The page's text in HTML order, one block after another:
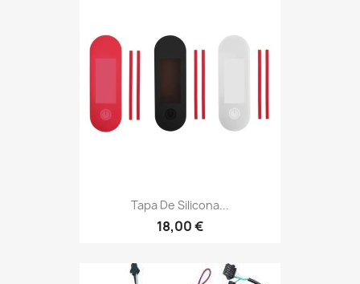
Tapa De Silicona...
18,00 €